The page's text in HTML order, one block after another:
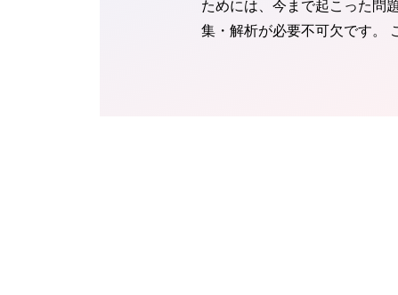
ためには、今まで起こった問
集・解析が必要不可欠です。